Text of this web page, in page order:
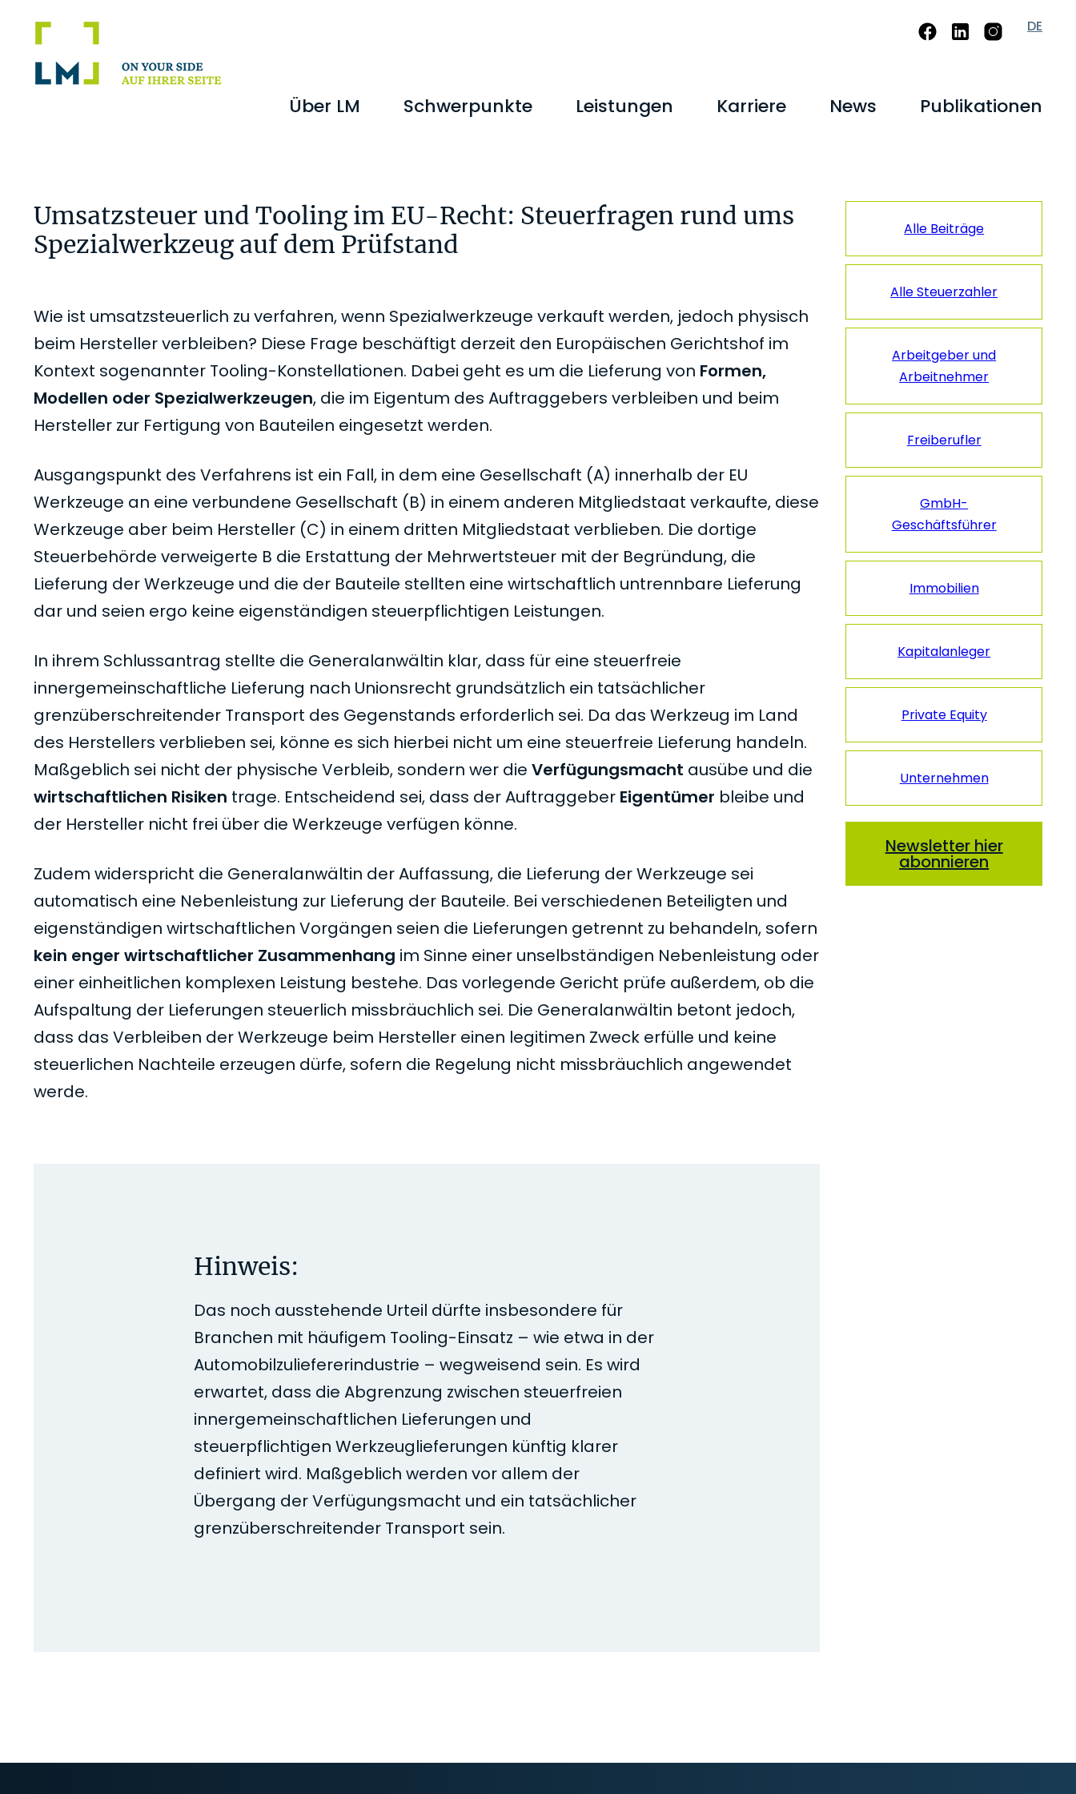
Hauptnavigation
Seitenspalte
Fußzeile
DE
Über LM Schwerpunkte Leistungen Karriere News Publikationen
Umsatzsteuer und Tooling im EU-Recht: Steuerfragen rund ums
Spezialwerkzeug auf dem Prüfstand
Wie ist umsatzsteuerlich zu verfahren, wenn Spezialwerkzeuge verkauft werden, jedoch physisch
beim Hersteller verbleiben? Diese Frage beschäftigt derzeit den Europäischen Gerichtshof im
Kontext sogenannter Tooling-Konstellationen. Dabei geht es um die Lieferung von Formen,
Modellen oder Spezialwerkzeugen, die im Eigentum des Auftraggebers verbleiben und beim
Hersteller zur Fertigung von Bauteilen eingesetzt werden.
Ausgangspunkt des Verfahrens ist ein Fall, in dem eine Gesellschaft (A) innerhalb der EU
Werkzeuge an eine verbundene Gesellschaft (B) in einem anderen Mitgliedstaat verkaufte, diese
Werkzeuge aber beim Hersteller (C) in einem dritten Mitgliedstaat verblieben. Die dortige
Steuerbehörde verweigerte B die Erstattung der Mehrwertsteuer mit der Begründung, die
Lieferung der Werkzeuge und die der Bauteile stellten eine wirtschaftlich untrennbare Lieferung
dar und seien ergo keine eigenständigen steuerpflichtigen Leistungen.
In ihrem Schlussantrag stellte die Generalanwältin klar, dass für eine steuerfreie
innergemeinschaftliche Lieferung nach Unionsrecht grundsätzlich ein tatsächlicher
grenzüberschreitender Transport des Gegenstands erforderlich sei. Da das Werkzeug im Land
des Herstellers verblieben sei, könne es sich hierbei nicht um eine steuerfreie Lieferung handeln.
Maßgeblich sei nicht der physische Verbleib, sondern wer die Verfügungsmacht ausübe und die
wirtschaftlichen Risiken trage. Entscheidend sei, dass der Auftraggeber Eigentümer bleibe und
der Hersteller nicht frei über die Werkzeuge verfügen könne.
Zudem widerspricht die Generalanwältin der Auffassung, die Lieferung der Werkzeuge sei
automatisch eine Nebenleistung zur Lieferung der Bauteile. Bei verschiedenen Beteiligten und
eigenständigen wirtschaftlichen Vorgängen seien die Lieferungen getrennt zu behandeln, sofern
kein enger wirtschaftlicher Zusammenhang im Sinne einer unselbständigen Nebenleistung oder
einer einheitlichen komplexen Leistung bestehe. Das vorlegende Gericht prüfe außerdem, ob die
Aufspaltung der Lieferungen steuerlich missbräuchlich sei. Die Generalanwältin betont jedoch,
dass das Verbleiben der Werkzeuge beim Hersteller einen legitimen Zweck erfülle und keine
steuerlichen Nachteile erzeugen dürfe, sofern die Regelung nicht missbräuchlich angewendet
werde.
Hinweis:
Das noch ausstehende Urteil dürfte insbesondere für
Branchen mit häufigem Tooling-Einsatz – wie etwa in der
Automobilzuliefererindustrie – wegweisend sein. Es wird
erwartet, dass die Abgrenzung zwischen steuerfreien
innergemeinschaftlichen Lieferungen und
steuerpflichtigen Werkzeuglieferungen künftig klarer
definiert wird. Maßgeblich werden vor allem der
Übergang der Verfügungsmacht und ein tatsächlicher
grenzüberschreitender Transport sein.
Alle Beiträge
Alle Steuerzahler
Arbeitgeber und
Arbeitnehmer
Freiberufler
GmbH-
Geschäftsführer
Immobilien
Kapitalanleger
Private Equity
Unternehmen
Newsletter hier
abonnieren